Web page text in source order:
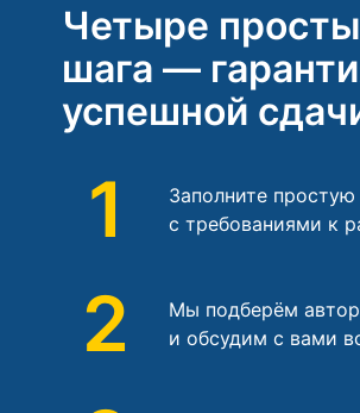
Четыре
шага —
успешной
1
Заполните
с требованиями к
2
Мы подберём
и обсудим с вами